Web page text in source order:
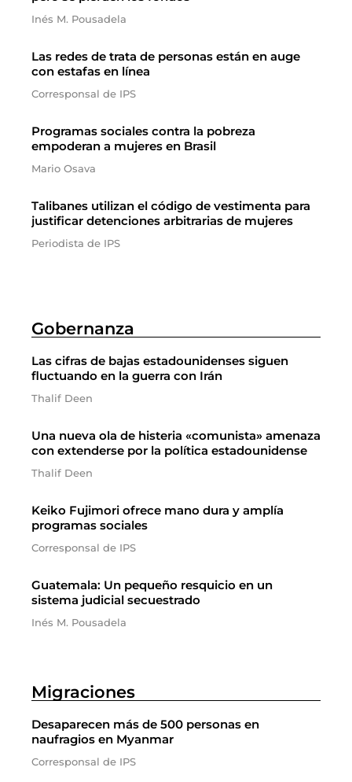
Inés M. Pousadela
Las redes de trata de personas están en auge
con estafas en línea
Corresponsal de IPS
Programas sociales contra la pobreza
empoderan a mujeres en Brasil
Mario Osava
Talibanes utilizan el código de vestimenta para
justificar detenciones arbitrarias de mujeres
Periodista de IPS
Gobernanza
Las cifras de bajas estadounidenses siguen
fluctuando en la guerra con Irán
Thalif Deen
Una nueva ola de histeria «comunista» amenaza
con extenderse por la política estadounidense
Thalif Deen
Keiko Fujimori ofrece mano dura y amplía
programas sociales
Corresponsal de IPS
Guatemala: Un pequeño resquicio en un
sistema judicial secuestrado
Inés M. Pousadela
Migraciones
Desaparecen más de 500 personas en
naufragios en Myanmar
Corresponsal de IPS